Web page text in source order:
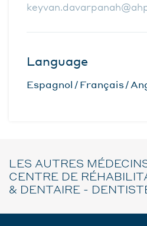
Language
Espagnol Français
LES AUTRES
CENTRE DE
& DENTAIRE -